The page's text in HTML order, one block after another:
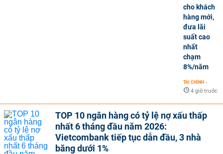
cho khách
hàng mới,
đưa lãi
suất cao
nhất
chạm
8%/năm
TÀI CHÍNH -
4 giờ trước
TOP 10 ngân hàng có tỷ lệ nợ xấu thấp
nhất 6 tháng đầu năm 2026:
Vietcombank tiếp tục dẫn đầu, 3 nhà
băng dưới 1%